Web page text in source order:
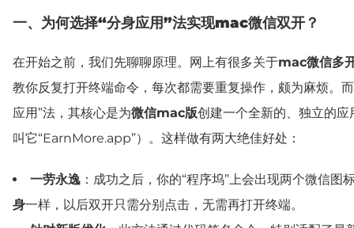
一、 为何选择“分身应用”法实现mac微信双开？
在开始之前，我们先聊聊原理。网上有很多关于mac微信多
教你反复打开终端命令，每次都需要重复操作，颇为麻烦。
应用”法，其核心是为微信mac版创建一个全新的、独立的
叫它“EarnMore.app”）。这样做有两大绝佳好处：
一劳永逸 ：成功之后，你的“程序坞”上会出现两个微信图
身一样，以后双开只需分别点击，无需再打开终端。